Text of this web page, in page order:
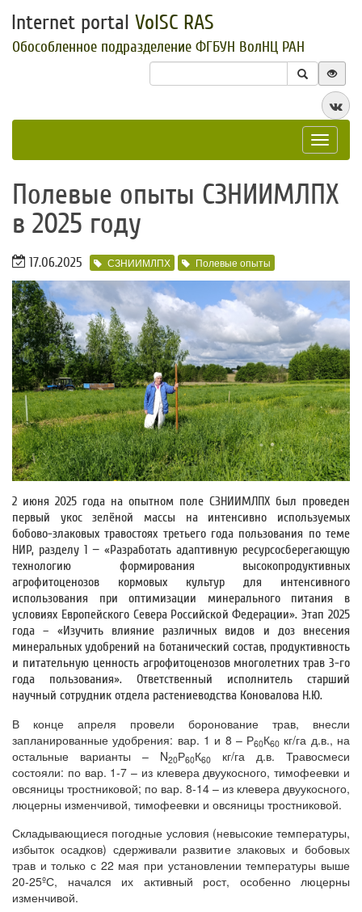
Internet portal VolSC RAS
Обособленное подразделение ФГБУН ВолНЦ РАН
Toggle
​Полевые опыты СЗНИИМЛПХ
в 2025 году
17.06.2025 СЗНИИМЛПХ Полевые опыты
2 июня 2025 года на опытном поле СЗНИИМЛПХ был проведен
первый укос зелёной массы на интенсивно используемых
бобово-злаковых травостоях третьего года пользования по теме
НИР, разделу 1 − «Разработать адаптивную ресурсосберегающую
технологию формирования высокопродуктивных
агрофитоценозов кормовых культур для интенсивного
использования при оптимизации минерального питания в
условиях Европейского Севера Российской Федерации». Этап 2025
года – «Изучить влияние различных видов и доз внесения
минеральных удобрений на ботанический состав, продуктивность
и питательную ценность агрофитоценозов многолетних трав 3-го
года пользования». Ответственный исполнитель старший
научный сотрудник отдела растениеводства Коновалова Н.Ю.
В конце апреля провели боронование трав, внесли
запланированные удобрения: вар. 1 и 8 – Р60К60 кг/га д.в., на
остальные варианты – N20Р60К60
кг/га д.в. Травосмеси
состояли: по вар. 1-7 – из клевера двуукосного, тимофеевки и
овсяницы тростниковой; по вар. 8-14 – из клевера двуукосного,
люцерны изменчивой, тимофеевки и овсяницы тростниковой.
Складывающиеся погодные условия (невысокие температуры,
избыток осадков) сдерживали развитие злаковых и бобовых
трав и только с 22 мая при установлении температуры выше
20-25ºС, начался их активный рост, особенно люцерны
изменчивой.